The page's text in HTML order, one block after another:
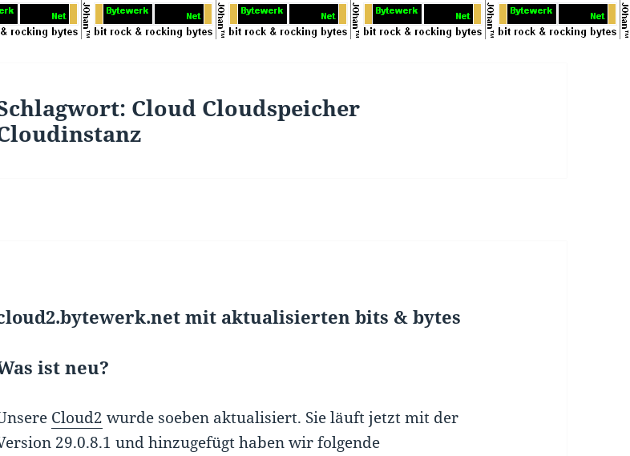
Cloud Cloudspeicher
mit aktualisierten bits & bytes
ist neu?
Cloud2 wurde soeben aktualisiert. Sie läuft jetzt mit der
29.0.8.1 und hinzugefügt haben wir folgende